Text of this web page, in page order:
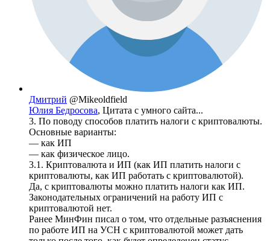
Дмитрий @Mikeoldfield
Юлия Бедросова, Цитата с умного сайта...
3. По поводу способов платить налоги с криптовалюты.
Основные варианты:
— как ИП
— как физическое лицо.
3.1. Криптовалюта и ИП (как ИП платить налоги с
криптовалюты, как ИП работать с криптовалютой).
Да, с криптовалюты можно платить налоги как ИП.
Законодательных ограничений на работу ИП с
криптовалютой нет.
Ранее МинФин писал о том, что отдельные разъяснения
по работе ИП на УСН с криптовалютой может дать